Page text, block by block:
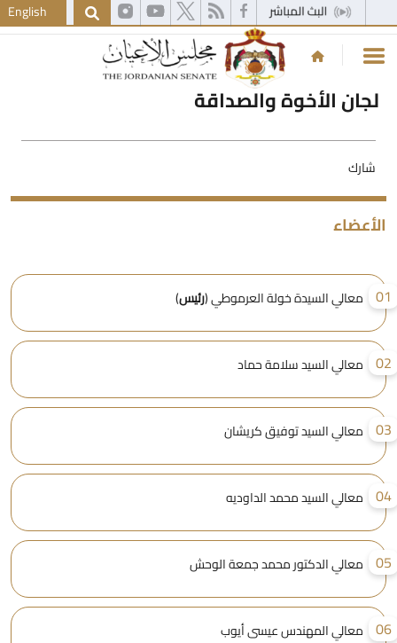
English
لجان الأخوة والصداقة
شارك
الأعضاء
معالي السيدة خولة العرموطي (رئيس)
معالي السيد سلامة حماد
معالي السيد توفيق كريشان
معالي السيد محمد الداوديه
معالي الدكتور محمد جمعة الوحش
معالي المهندس عيسى أيوب